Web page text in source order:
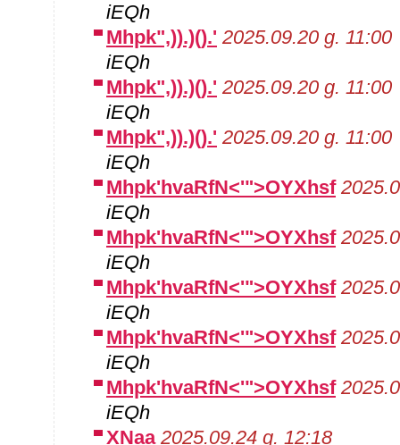
iEQh
Mhpk",)).)().' 2025.09.20 g. 11:00
iEQh
Mhpk",)).)().' 2025.09.20 g. 11:00
iEQh
Mhpk",)).)().' 2025.09.20 g. 11:00
iEQh
Mhpk'hvaRfN<'">OYXhsf
iEQh
Mhpk'hvaRfN<'">OYXhsf
iEQh
Mhpk'hvaRfN<'">OYXhsf
iEQh
Mhpk'hvaRfN<'">OYXhsf
iEQh
Mhpk'hvaRfN<'">OYXhsf
iEQh
XNaa 2025.09.24 g. 12:18